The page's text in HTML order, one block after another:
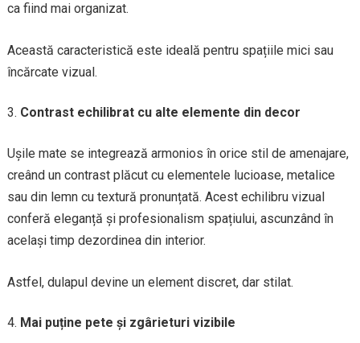
ca fiind mai organizat.
Această caracteristică este ideală pentru spațiile mici sau
încărcate vizual.
Contrast echilibrat cu alte elemente din decor
Ușile mate se integrează armonios în orice stil de amenajare,
creând un contrast plăcut cu elementele lucioase, metalice
sau din lemn cu textură pronunțată. Acest echilibru vizual
conferă eleganță și profesionalism spațiului, ascunzând în
același timp dezordinea din interior.
Astfel, dulapul devine un element discret, dar stilat.
Mai puține pete și zgârieturi vizibile